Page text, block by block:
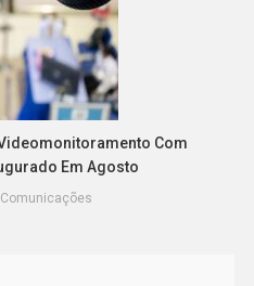
Com
Em Agosto